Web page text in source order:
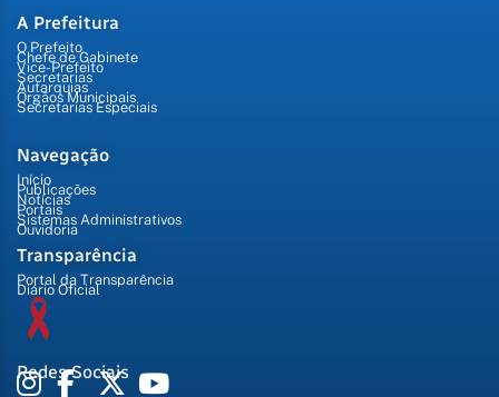
A Prefeitura
O Prefeito
Chefe de Gabinete
Vice-Prefeito
Secretarias
Autarquias
Órgãos Municipais
Secretarias Especiais
Navegação
Início
Publicações
Notícias
Portais
Sistemas Administrativos
Ouvidoria
Transparência
Portal da Transparência
Diário Oficial
Redes Sociais